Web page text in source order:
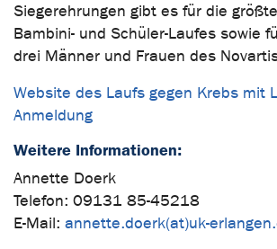
Siegerehrungen gibt es für die
Bambini- und Schüler-Laufes sowie
drei Männer und Frauen des
Website des Laufs gegen Krebs mit
Anmeldung
Weitere Informationen:
Annette Doerk
Telefon: 09131 85-45218
E-Mail: annette.doerk(at)uk-